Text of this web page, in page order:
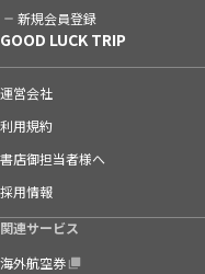
新規会員登録
GOOD LUCK TRIP
運営会社
利用規約
書店御担当者様へ
採用情報
関連サービス
海外航空券